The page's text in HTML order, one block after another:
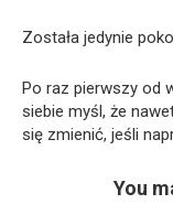
Została jedynie
Po raz pierwszy od
siebie myśl, że
się zmienić, jeśli
You